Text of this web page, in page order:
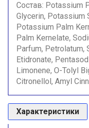
Состав: Potassium
Glycerin, Potassium
Potassium Palm
Palm Kernelate,
Parfum, Petrolatum,
Etidronate,
Limonene, O-Tolyl
Citronellol, Amyl
Характеристики